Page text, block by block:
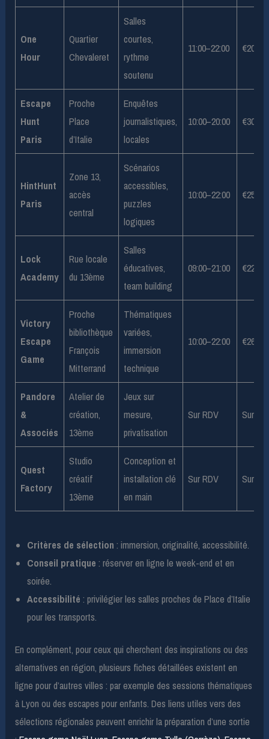
One
Hour
Quartier
Chevaleret
Salles
courtes,
rythme
soutenu
11:00–22:00
Escape
Hunt
Paris
Proche
Place
d’Italie
Enquêtes
journalistiques,
locales
10:00–20:00
HintHunt
Paris
Zone 13,
accès
central
Scénarios
accessibles,
puzzles
logiques
10:00–22:00
Lock
Academy
Rue locale
du 13ème
Salles
éducatives,
team building
09:00–21:00
Victory
Escape
Game
Proche
bibliothèque
François
Mitterrand
Thématiques
variées,
immersion
technique
10:00–22:00
Pandore
&
Associés
Atelier de
création,
13ème
Jeux sur
mesure,
privatisation
Sur RDV Sur
Quest
Factory
Studio
créatif
13ème
Conception et
installation clé
en main
Sur RDV Sur
Critères de sélection : immersion, originalité, accessibilité.
Conseil pratique : réserver en ligne le week-end et en
soirée.
Accessibilité : privilégier les salles proches de Place d’Italie
pour les transports.
En complément, pour ceux qui cherchent des inspirations ou des
alternatives en région, plusieurs fiches détaillées existent en
ligne pour d’autres villes : par exemple des sessions thématiques
à Lyon ou des escapes pour enfants. Des liens utiles vers des
sélections régionales peuvent enrichir la préparation d’une sortie